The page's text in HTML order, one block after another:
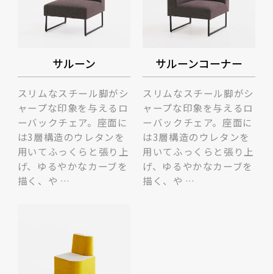
サルーン
スリムなスチール脚がシ
ャープな印象を与えるロ
ーバックチェア。座面に
は3層構造のウレタンを
用いてふっくらと張り上
げ、ゆるやかなカーブを
描く、や …
サルーンコーナー
スリムなスチール脚がシ
ャープな印象を与えるロ
ーバックチェア。座面に
は3層構造のウレタンを
用いてふっくらと張り上
げ、ゆるやかなカーブを
描く、や …